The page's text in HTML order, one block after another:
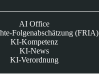
AI Office
Folgenabschätzung (FRIA)
KI-Kompetenz
KI-News
KI-Verordnung